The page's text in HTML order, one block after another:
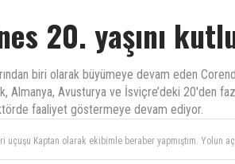
20. yaşını
biri olarak büyümeye devam eden
Almanya, Avusturya ve İsviçre’deki 20'den
faaliyet göstermeye devam ediyor.
uçuşu Kaptan olarak ekibimle beraber yapmıştım. Yolun